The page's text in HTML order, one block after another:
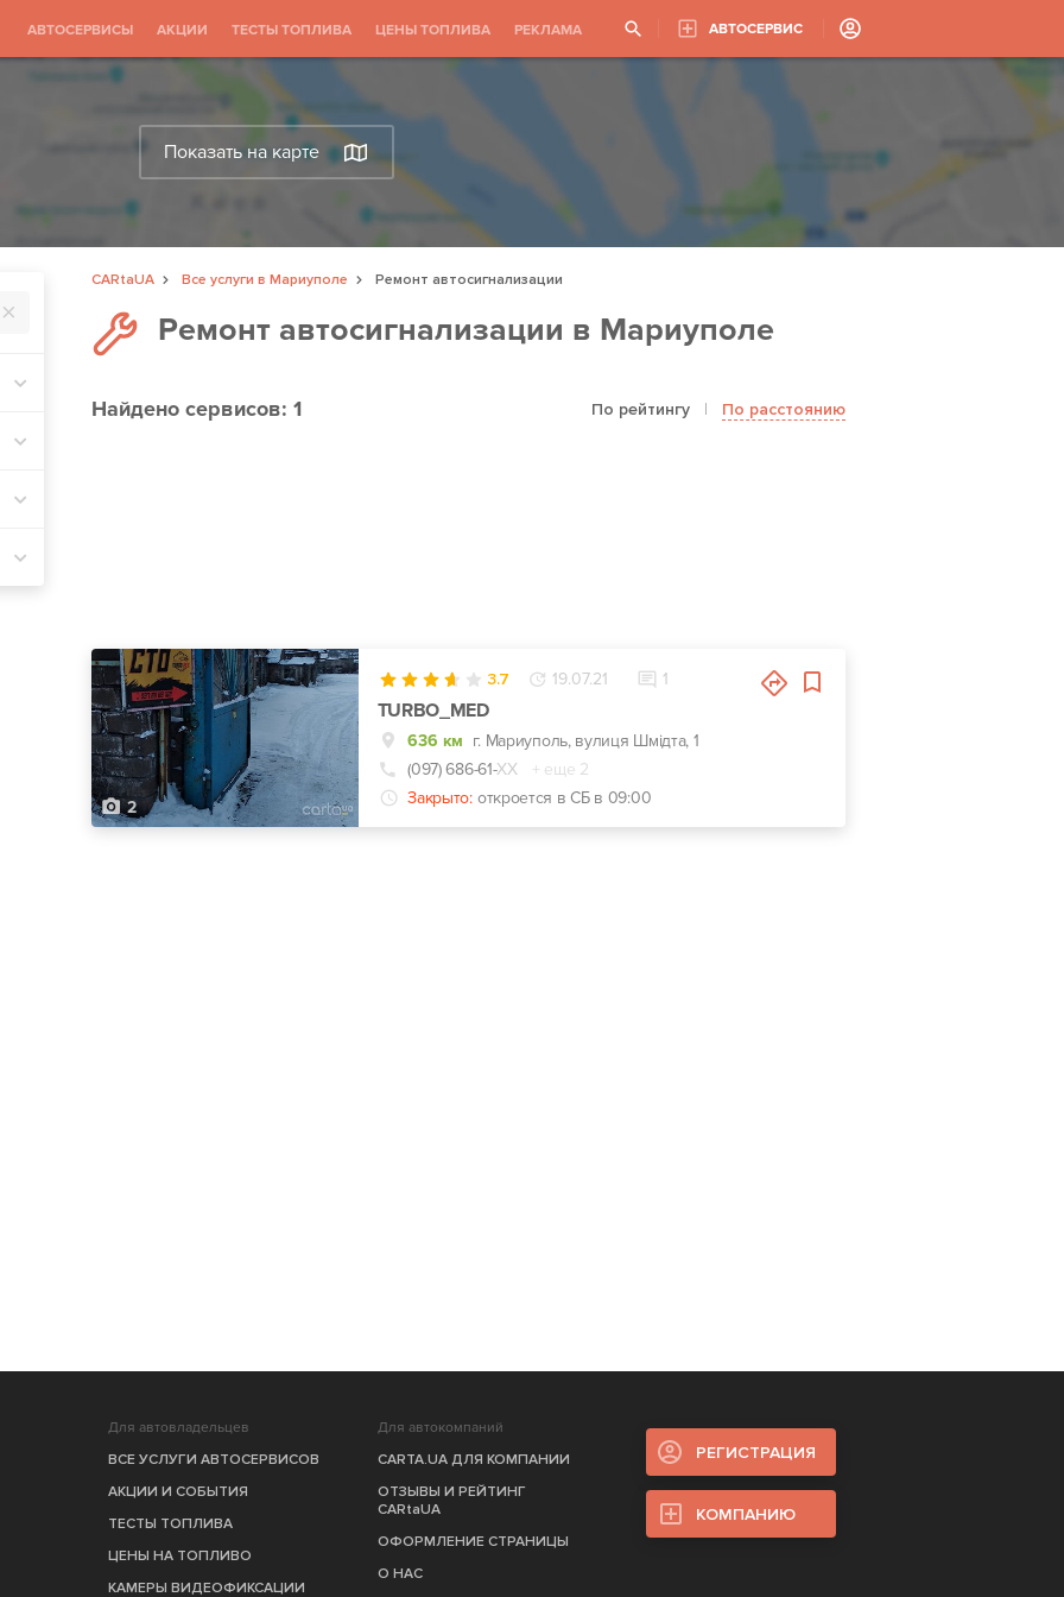
АВТОСЕРВИСЫ АКЦИИ ТЕСТЫ ТОПЛИВА ЦЕНЫ ТОПЛИВА РЕКЛАМА АВТОСЕРВИС
Показать на карте
CARtaUA Все услуги в Мариуполе
Ремонт автосигнализации
Ремонт автосигнализации в Мариуполе
Найденосервисов: 1 По рейтингу | По расстоянию
2
3.7 19.07.21 1
TURBO_MED
636 км г. Мариуполь, вулиця Шмідта, 1
(097) 686-61-ХХ
+ еще 2
Закрыто: откроется в СБ в 09:00
Для автовладельцев
ВСЕ УСЛУГИ АВТОСЕРВИСОВ
АКЦИИ И СОБЫТИЯ
ТЕСТЫ ТОПЛИВА
ЦЕНЫ НА ТОПЛИВО
КАМЕРЫ ВИДЕОФИКСАЦИИ
Для автокомпаний
CARTA.UA ДЛЯ КОМПАНИИ
ОТЗЫВЫ И РЕЙТИНГ
CARtaUA
ОФОРМЛЕНИЕ СТРАНИЦЫ
О НАС
РЕГИСТРАЦИЯ
КОМПАНИЮ